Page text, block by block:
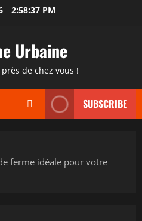
2:58:38 PM
Urbaine
de chez vous !
SUBSCRIBE
ferme idéale pour votre